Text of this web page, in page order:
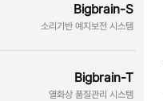
Bigbrain-S
소리기반 예지보전 시스템
Bigbrain-T
열화상 품질관리 시스템